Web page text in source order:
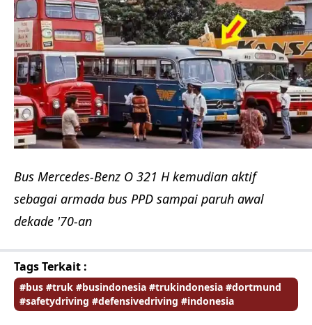
Bus Mercedes-Benz O 321 H kemudian aktif
sebagai armada bus PPD sampai paruh awal
dekade '70-an
Tags Terkait :
#bus #truk #busindonesia #trukindonesia #dortmund
#safetydriving #defensivedriving #indonesia